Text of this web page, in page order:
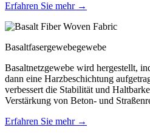
Erfahren Sie mehr →
Basaltfasergewebegewebe
Basaltnetzgewebe wird hergestellt,
dann eine Harzbeschichtung
verbessert die Stabilität und
Verstärkung von Beton- und
Erfahren Sie mehr →